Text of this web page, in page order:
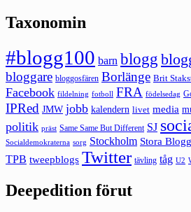
Taxonomin
#blogg100 barn blogg
bloggare bloggosfären Borlänge Brit
Facebook fildelning fotboll FRA födelsedag
IPRed JMW jobb kalendern livet media
politik präst Same Same But Different SJ
Socialdemokraterna sorg Stockholm Stora
TPB tweepblogs Twitter tävling tåg U2
Deepedition förut